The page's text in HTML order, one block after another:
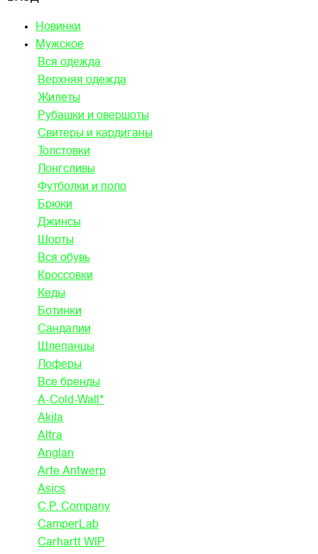
Новинки
Мужское
Вся одежда
Верхняя одежда
Жилеты
Рубашки и овершоты
Свитеры и кардиганы
Толстовки
Лонгсливы
Футболки и поло
Брюки
Джинсы
Шорты
Вся обувь
Кроссовки
Кеды
Ботинки
Сандалии
Шлепанцы
Лоферы
Все бренды
A-Cold-Wall*
Akila
Altra
Anglan
Arte Antwerp
Asics
C.P. Company
CamperLab
Carhartt WIP